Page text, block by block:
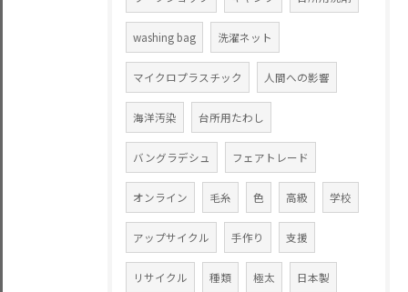
washing bag 洗濯ネット
マイクロプラスチック 人間への影響
海洋汚染 台所用たわし
バングラデシュ フェアトレード
オンライン 毛糸 色 高級 学校
アップサイクル 手作り 支援
リサイクル 種類 極太 日本製